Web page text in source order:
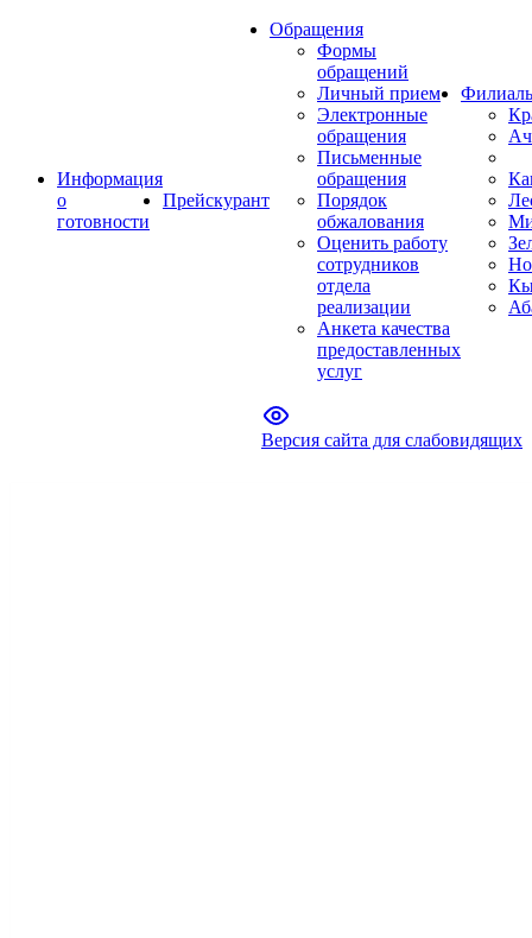
Информация
о
готовности
Прейскурант
Обращения
Формы
обращений
Личный прием
Электронные
обращения
Письменные
обращения
Порядок
обжалования
Оценить работу
сотрудников
отдела
реализации
Анкета качества
предоставленных
услуг
Версия сайта для слабовидящих